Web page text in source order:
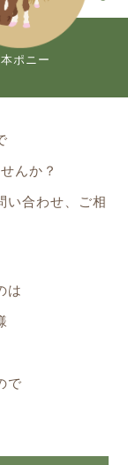
本ポニー
んか？
い合わせ、ご相
は
で